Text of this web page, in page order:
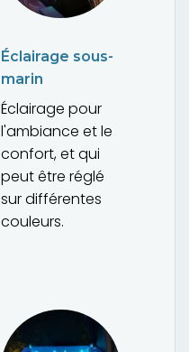
Éclairage sous-
marin
Éclairage pour
l'ambiance et le
confort, et qui
peut être réglé
sur différentes
couleurs.